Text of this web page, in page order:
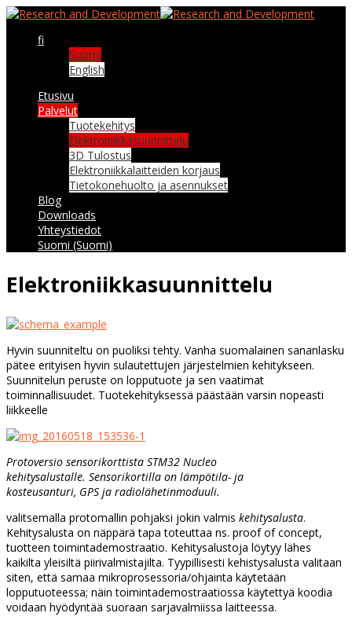
fi
Suomi
English
Etusivu
Palvelut
Tuotekehitys
Elektroniikkasuunnittelu
3D Tulostus
Elektroniikkalaitteiden korjaus
Tietokonehuolto ja asennukset
Blog
Downloads
Yhteystiedot
Suomi (Suomi)
Elektroniikkasuunnittelu
Hyvin suunniteltu on puoliksi tehty. Vanha suomalainen sananlasku
pätee erityisen hyvin sulautettujen järjestelmien kehitykseen.
Suunnitelun peruste on lopputuote ja sen vaatimat
toiminnallisuudet. Tuotekehityksessä päästään varsin nopeasti
liikkeelle
Protoversio sensorikorttista STM32 Nucleo
kehitysalustalle. Sensorikortilla on lämpötila- ja
kosteusanturi, GPS ja radiolähetinmoduuli.
valitsemalla protomallin pohjaksi jokin valmis kehitysalusta.
Kehitysalusta on näppärä tapa toteuttaa ns. proof of concept,
tuotteen toimintademostraatio. Kehitysalustoja löytyy lähes
kaikilta yleisiltä piirivalmistajilta. Tyypillisesti kehistysalusta valitaan
siten, että samaa mikroprosessoria/ohjainta käytetään
lopputuoteessa; näin toimintademostraatiossa käytettyä koodia
voidaan hyödyntää suoraan sarjavalmiissa laitteessa.